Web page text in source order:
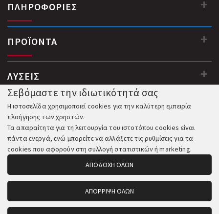
ΠΛΗΡΟΦΟΡΙΕΣ
ΠΡΟΪΟΝΤΑ
ΛΥΣΕΙΣ
© 2018-2026 All Rights Reserved. Κατασκευή και Φιλοξενία:
Σεβόμαστε την ιδιωτικότητά σας
Η ιστοσελίδα χρησιμοποιεί cookies για την καλύτερη εμπειρία
πλοήγησης των χρηστών.
Τα απαραίτητα για τη λειτουργία του ιστοτόπου cookies είναι
πάντα ενεργά, ενώ μπορείτε να αλλάξετε τις ρυθμίσεις για τα
cookies που αφορούν στη συλλογή στατιστικών ή marketing.
ΑΠΟΔΟΧΗ ΟΛΩΝ
ΑΠΟΡΡΙΨΗ ΟΛΩΝ